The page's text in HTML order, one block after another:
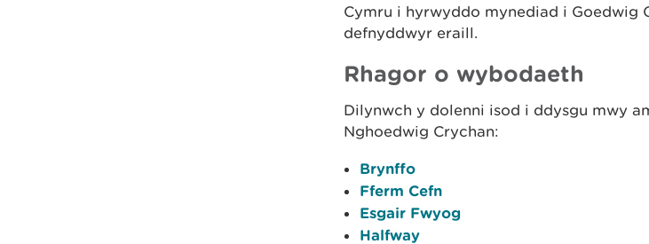
Cymru i hyrwyddo mynediad i Goedwig
defnyddwyr eraill.
Rhagor o wybodaeth
Dilynwch y dolenni isod i ddysgu mwy
Nghoedwig Crychan:
Brynffo
Fferm Cefn
Esgair Fwyog
Halfway